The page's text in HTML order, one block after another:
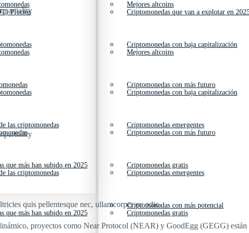
las criptomonedas
que más han subido en 2025
Mejores altcoins
Criptomonedas con baja capitalización
Criptomonedas con más futuro
Criptomonedas emergentes
Criptomonedas gratis
Criptomonedas con más potencial
Precios
las criptomonedas
que más han subido en 2025
Criptomonedas que van a explotar en
Mejores altcoins
Criptomonedas con baja capitalización
Criptomonedas con más futuro
Criptomonedas emergentes
Criptomonedas gratis
quis pellentesque nec, ullamcorper eu odio.
proyectos como Near Protocol (NEAR) y GoodEgg (GEGG)